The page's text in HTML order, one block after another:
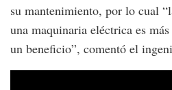
su mantenimiento, por lo cual
una maquinaria eléctrica es
un beneficio”, comentó el